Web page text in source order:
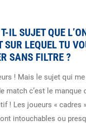
IL SUJET QUE
SUR LEQUEL TU
SANS FILTRE ?
! Mais le sujet qui
match c’est le manque
! Les joueurs « cadres
intouchables ou